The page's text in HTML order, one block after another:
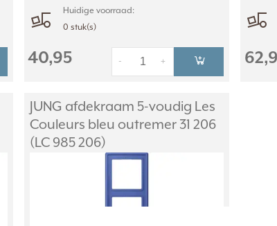
Huidige voorraad:
0 stuk(s)
40,95 +
-
JUNG afdekraam 5-voudig Les
Couleurs bleu outremer 31 206
(LC 985 206)